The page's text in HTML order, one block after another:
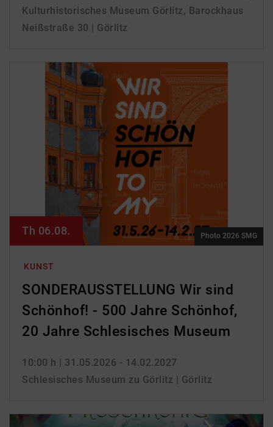
Kulturhistorisches Museum Görlitz, Barockhaus
Neißstraße 30 | Görlitz
KUNST
SONDERAUSSTELLUNG Wir sind
Schönhof! - 500 Jahre Schönhof,
20 Jahre Schlesisches Museum
10:00 h | 31.05.2026 - 14.02.2027
Schlesisches Museum zu Görlitz | Görlitz
Th 06.08. Photo 2026 SMG